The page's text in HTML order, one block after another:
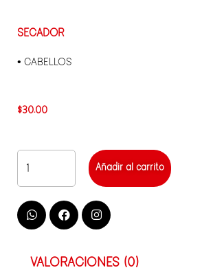
SECADOR
• CABELLOS
$30.00
Añadir al carrito
VALORACIONES (0)